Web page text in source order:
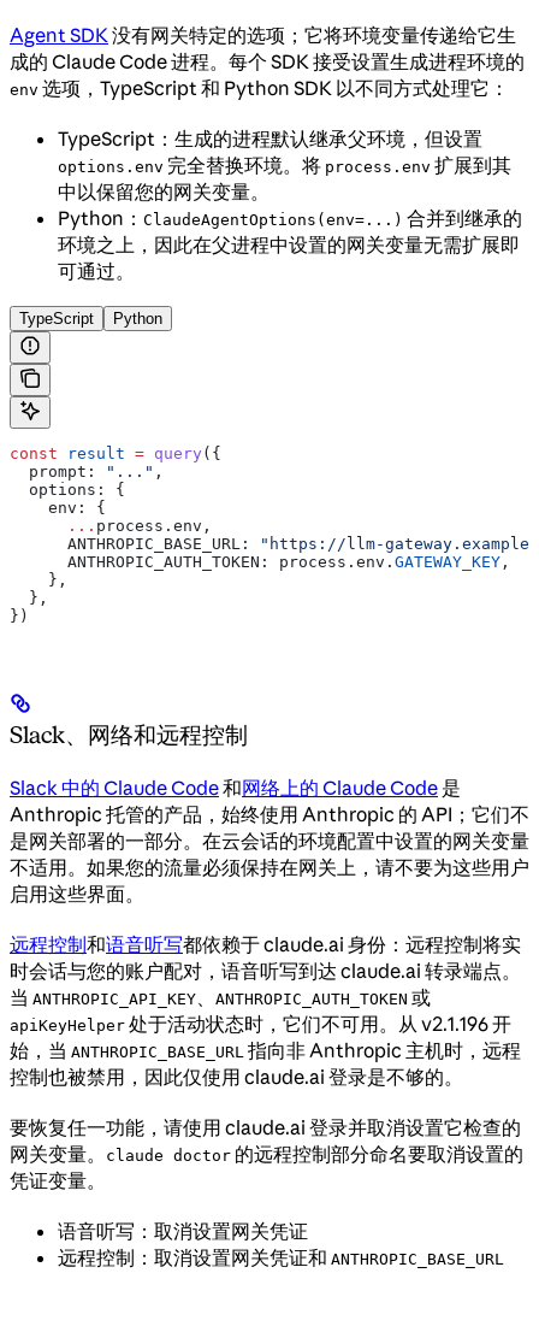
Agent SDK 没有网关特定的选项；它将环境变量传递给它生
成的 Claude Code 进程。每个 SDK 接受设置生成进程环境的
env 选项，TypeScript 和 Python SDK 以不同方式处理它：
TypeScript：生成的进程默认继承父环境，但设置
options.env 完全替换环境。将 process.env 扩展到其
中以保留您的网关变量。
Python： ClaudeAgentOptions(env=...) 合并到继承的
环境之上，因此在父进程中设置的网关变量无需扩展即
可通过。
TypeScript Python
const result = query ({
  prompt:
"..." ,
  options:
{
    env:
{
      ...
process . env ,
      ANTHROPIC_BASE_URL:
"https://llm-
      ANTHROPIC_AUTH_TOKEN:
process . env . GATEWAY_KEY ,
    },
  },
})
Slack、网络和远程控制
Slack 中的 Claude Code和网络上的 Claude Code 是
Anthropic 托管的产品，始终使用 Anthropic 的 API；它们不
是网关部署的一部分。在云会话的环境配置中设置的网关变量
不适用。如果您的流量必须保持在网关上，请不要为这些用户
启用这些界面。
远程控制和语音听写都依赖于 claude.ai 身份：远程控制将实
时会话与您的账户配对，语音听写到达 claude.ai 转录端点。
当 ANTHROPIC_API_KEY、 ANTHROPIC_AUTH_TOKEN 或
apiKeyHelper 处于活动状态时，它们不可用。从 v2.1.196 开
始，当 ANTHROPIC_BASE_URL 指向非 Anthropic 主机时，远程
控制也被禁用，因此仅使用 claude.ai 登录是不够的。
要恢复任一功能，请使用 claude.ai 登录并取消设置它检查的
网关变量。
claude doctor 的远程控制部分命名要取消设置的
凭证变量。
语音听写：取消设置网关凭证
远程控制：取消设置网关凭证和 ANTHROPIC_BASE_URL